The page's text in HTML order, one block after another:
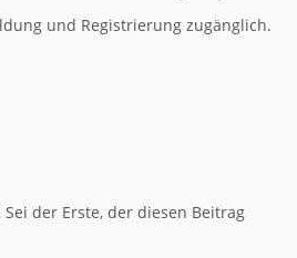
und Registrierung zugänglich.
der Erste, der diesen Beitrag